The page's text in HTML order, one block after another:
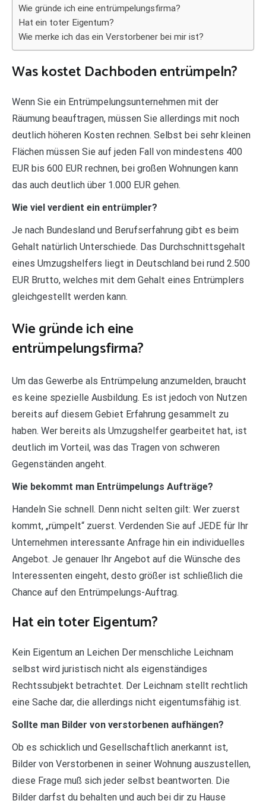
Wie gründe ich eine entrümpelungsfirma?
Hat ein toter Eigentum?
Wie merke ich das ein Verstorbener bei mir ist?
Was kostet Dachboden entrümpeln?
Wenn Sie ein Entrümpelungsunternehmen mit der
Räumung beauftragen, müssen Sie allerdings mit noch
deutlich höheren Kosten rechnen. Selbst bei sehr kleinen
Flächen müssen Sie auf jeden Fall von mindestens 400
EUR bis 600 EUR rechnen, bei großen Wohnungen kann
das auch deutlich über 1.000 EUR gehen.
Wie viel verdient ein entrümpler?
Je nach Bundesland und Berufserfahrung gibt es beim
Gehalt natürlich Unterschiede. Das Durchschnittsgehalt
eines Umzugshelfers liegt in Deutschland bei rund 2.500
EUR Brutto, welches mit dem Gehalt eines Entrümplers
gleichgestellt werden kann.
Wie gründe ich eine
entrümpelungsfirma?
Um das Gewerbe als Entrümpelung anzumelden, braucht
es keine spezielle Ausbildung. Es ist jedoch von Nutzen
bereits auf diesem Gebiet Erfahrung gesammelt zu
haben. Wer bereits als Umzugshelfer gearbeitet hat, ist
deutlich im Vorteil, was das Tragen von schweren
Gegenständen angeht.
Wie bekommt man Entrümpelungs Aufträge?
Handeln Sie schnell. Denn nicht selten gilt: Wer zuerst
kommt, „rümpelt“ zuerst. Verdenden Sie auf JEDE für Ihr
Unternehmen interessante Anfrage hin ein individuelles
Angebot. Je genauer Ihr Angebot auf die Wünsche des
Interessenten eingeht, desto größer ist schließlich die
Chance auf den Entrümpelungs-Auftrag.
Hat ein toter Eigentum?
Kein Eigentum an Leichen Der menschliche Leichnam
selbst wird juristisch nicht als eigenständiges
Rechtssubjekt betrachtet. Der Leichnam stellt rechtlich
eine Sache dar, die allerdings nicht eigentumsfähig ist.
Sollte man Bilder von verstorbenen aufhängen?
Ob es schicklich und Gesellschaftlich anerkannt ist,
Bilder von Verstorbenen in seiner Wohnung auszustellen,
diese Frage muß sich jeder selbst beantworten. Die
Bilder darfst du behalten und auch bei dir zu Hause